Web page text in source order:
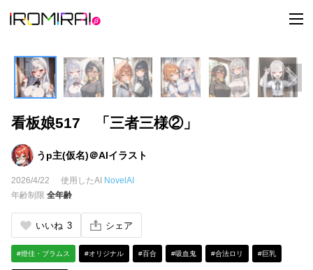
t
o
l
n
a
v
看板娘517 「三者三様②」
うp主(仮名)＠AIイラスト
2026/4/22 使用したAI NovelAI
年齢制限 全年齢
いいね 3 シェア
#燈佳・ブラムス #オリジナル #百合 #吸血鬼 #合法ロリ #巨乳